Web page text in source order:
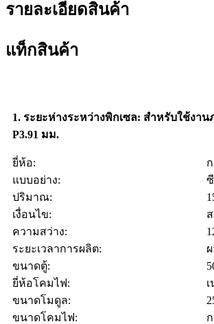
รายละเอียดสินค้า
แท็กสินค้า
1. ระยะห่างระหว่างพิกเซล: สำหรับใช้งา
P3.91 มม.
ยี่ห้อ:
แบบอย่าง:
ปริมาณ:
เงื่อนไข:
ความสว่าง:
ระยะเวลาการผลิต:
ขนาดตู้:
ยี่ห้อโคมไฟ:
ขนาดโมดูล:
ขนาดโคมไฟ: